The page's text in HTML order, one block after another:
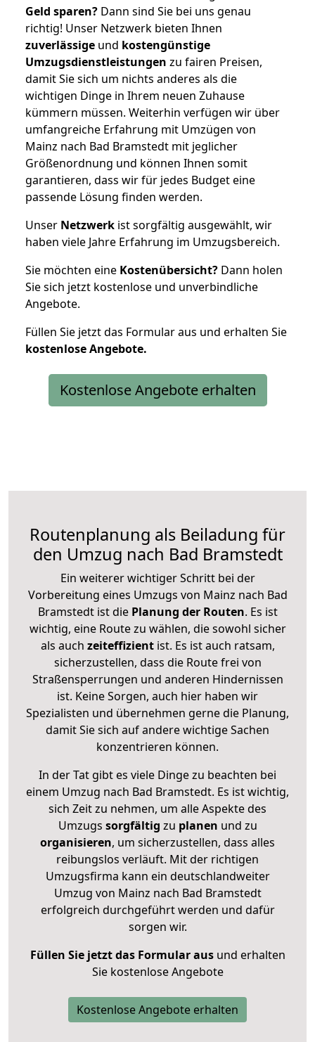
Geld sparen? Dann sind Sie bei uns genau
richtig! Unser Netzwerk bieten Ihnen
zuverlässige und kostengünstige
Umzugsdienstleistungen zu fairen Preisen,
damit Sie sich um nichts anderes als die
wichtigen Dinge in Ihrem neuen Zuhause
kümmern müssen. Weiterhin verfügen wir über
umfangreiche Erfahrung mit Umzügen von
Mainz nach Bad Bramstedt mit jeglicher
Größenordnung und können Ihnen somit
garantieren, dass wir für jedes Budget eine
passende Lösung finden werden.
Unser Netzwerk ist sorgfältig ausgewählt, wir
haben viele Jahre Erfahrung im Umzugsbereich.
Sie möchten eine Kostenübersicht? Dann holen
Sie sich jetzt kostenlose und unverbindliche
Angebote.
Füllen Sie jetzt das Formular aus und erhalten Sie
kostenloseAngebote.
Kostenlose Angebote erhalten
Routenplanung als Beiladung für
den Umzug nach Bad Bramstedt
Ein weiterer wichtiger Schritt bei der
Vorbereitung eines Umzugs von Mainz nach Bad
Bramstedt ist diePlanung der Routen. Es ist
wichtig, eine Route zu wählen, die sowohl sicher
als auch zeiteffizientist. Es ist auch ratsam,
sicherzustellen, dass die Route frei von
Straßensperrungen und anderen Hindernissen
ist. Keine Sorgen, auch hier haben wir
Spezialisten und übernehmen gerne die Planung,
damit Sie sich auf andere wichtige Sachen
konzentrieren können.
In der Tat gibt es viele Dinge zu beachten bei
einem Umzug nach Bad Bramstedt. Es ist wichtig,
sich Zeit zu nehmen, um alle Aspekte des
Umzugs sorgfältig zu planen und zu
organisieren, um sicherzustellen, dass alles
reibungslos verläuft. Mit der richtigen
Umzugsfirma kann ein deutschlandweiter
Umzug von Mainz nach Bad Bramstedt
erfolgreich durchgeführt werden und dafür
sorgen wir.
Füllen Sie jetzt das Formular ausund erhalten
Sie kostenlose Angebote
Kostenlose Angebote erhalten